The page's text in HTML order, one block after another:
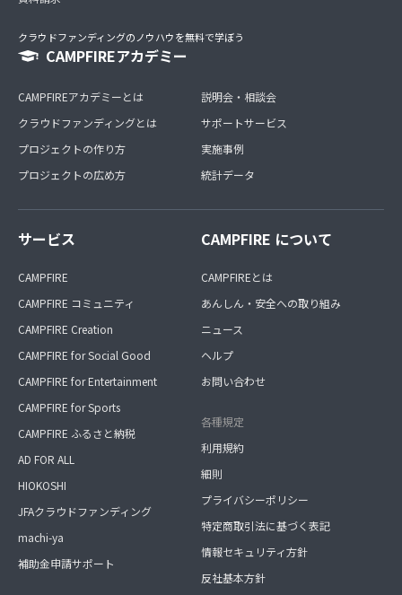
クラウドファンディングのノウハウを無料で学ぼう
CAMPFIREアカデミー
CAMPFIREアカデミーとは
クラウドファンディングとは
プロジェクトの作り方
プロジェクトの広め方
説明会・相談会
サポートサービス
実施事例
統計データ
サービス
CAMPFIRE
CAMPFIRE コミュニティ
CAMPFIRE Creation
CAMPFIRE for Social Good
CAMPFIRE for Entertainment
CAMPFIRE for Sports
CAMPFIRE ふるさと納税
AD FOR ALL
HIOKOSHI
JFAクラウドファンディング
machi-ya
補助金申請サポート
CAMPFIRE について
CAMPFIREとは
あんしん・安全への取り組み
ニュース
ヘルプ
お問い合わせ
各種規定
利用規約
細則
プライバシーポリシー
特定商取引法に基づく表記
情報セキュリティ方針
反社基本方針